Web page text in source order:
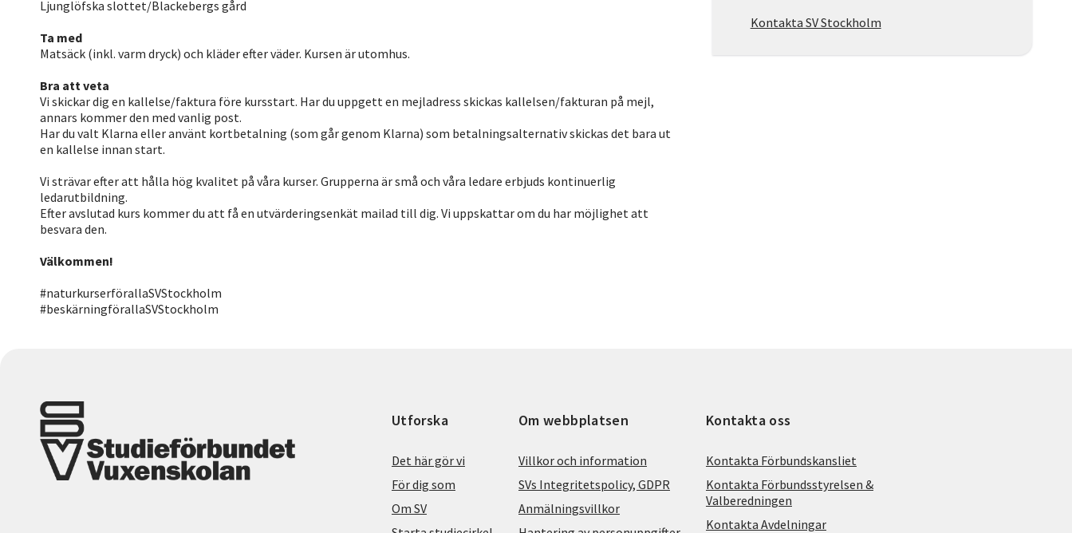
Ljunglöfska slottet/Blackebergs gård
Ta med
Matsäck (inkl. varm dryck) och kläder efter väder. Kursen är utomhus.
Bra att veta
Vi skickar dig en kallelse/faktura före kursstart. Har du uppgett en mejladress skickas kallelsen/fakturan på mejl,
annars kommer den med vanlig post.
Har du valt Klarna eller använt kortbetalning (som går genom Klarna) som betalningsalternativ skickas det bara ut
en kallelse innan start.
Vi strävar efter att hålla hög kvalitet på våra kurser. Grupperna är små och våra ledare erbjuds kontinuerlig
ledarutbildning.
Efter avslutad kurs kommer du att få en utvärderingsenkät mailad till dig. Vi uppskattar om du har möjlighet att
besvara den.
Välkommen!
#naturkurserförallaSVStockholm
#beskärningförallaSVStockholm
Kontakta SV Stockholm
Utforska
Det här gör vi
För dig som
Om SV
Om webbplatsen
Villkor och information
SVs Integritetspolicy, GDPR
Anmälningsvillkor
Kontakta oss
Kontakta Förbundskansliet
Kontakta Förbundsstyrelsen &
Valberedningen
Kontakta Avdelningar